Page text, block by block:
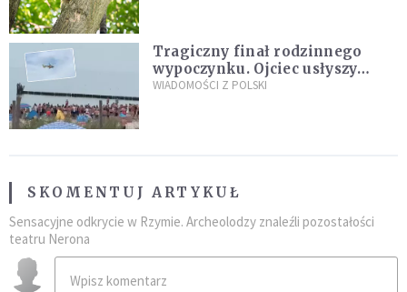
Tragiczny finał rodzinnego
wypoczynku. Ojciec usłyszy
zarzuty
WIADOMOŚCI Z POLSKI
SKOMENTUJ ARTYKUŁ
Sensacyjne odkrycie w Rzymie. Archeolodzy znaleźli pozostałości
teatru Nerona